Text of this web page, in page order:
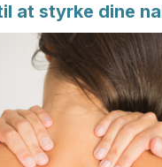
at styrke dine